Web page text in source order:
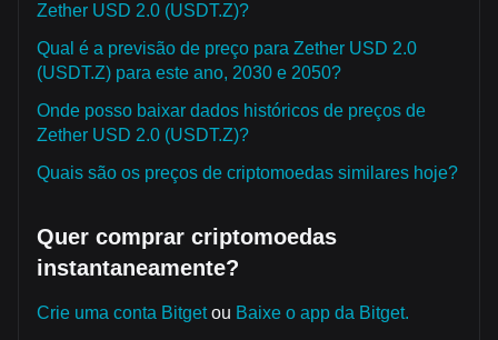
Zether USD 2.0 (USDT.Z)?
Qual é a previsão de preço para Zether USD 2.0
(USDT.Z) para este ano, 2030 e 2050?
Onde posso baixar dados históricos de preços de
Zether USD 2.0 (USDT.Z)?
Quais são os preços de criptomoedas similares hoje?
Quer comprar criptomoedas
instantaneamente?
Crie uma conta Bitgetou Baixe o app da Bitget.